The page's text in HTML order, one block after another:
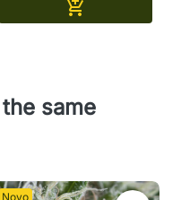

same
Novo